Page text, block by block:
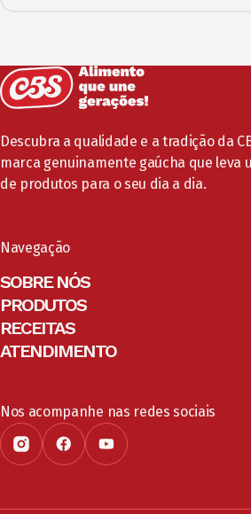
Descubra a qualidade e a tradição da
marca genuinamente gaúcha que leva
de produtos para o seu dia a dia.
Navegação
SOBRE NÓS
PRODUTOS
RECEITAS
ATENDIMENTO
Nos acompanhe nas redes sociais